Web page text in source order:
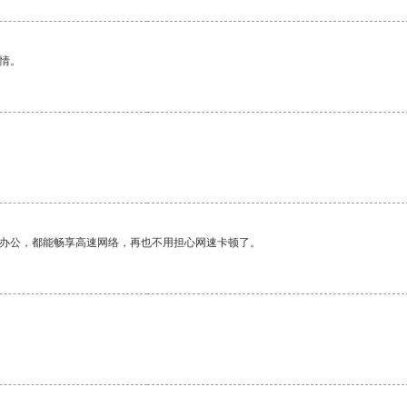
。
，都能畅享高速网络，再也不用担心网速卡顿了。